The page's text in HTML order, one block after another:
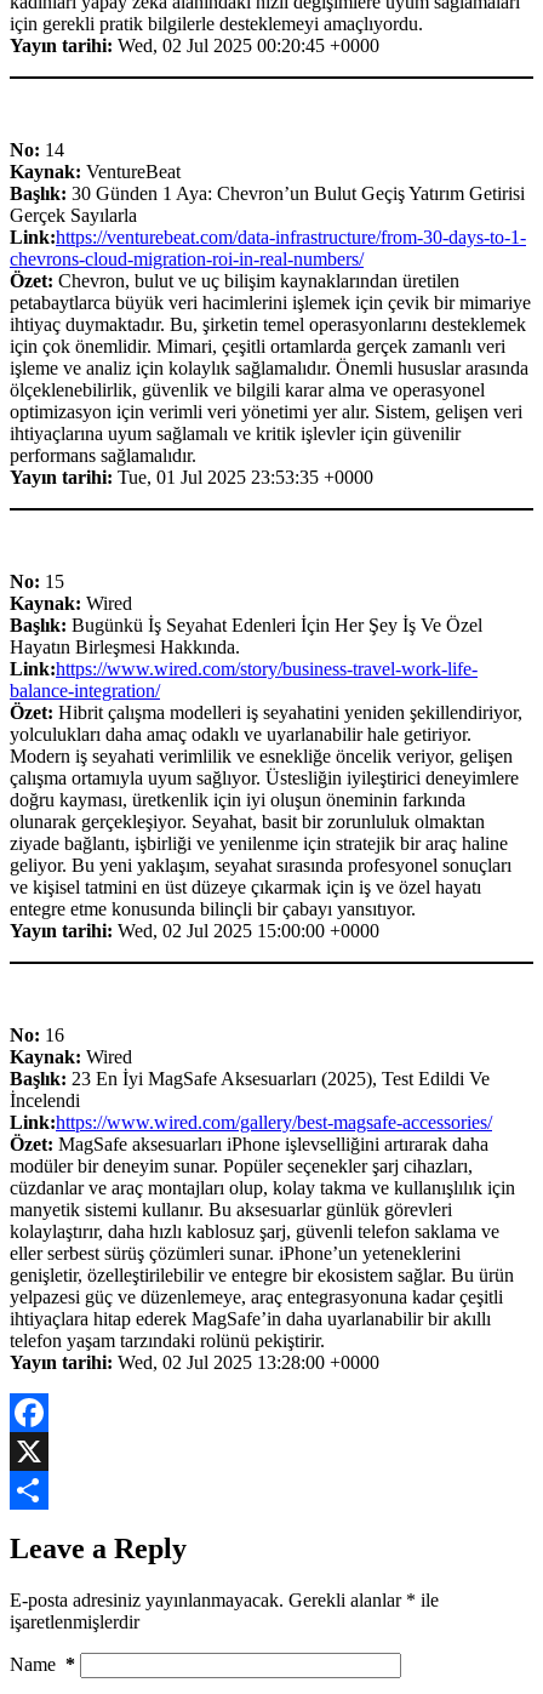
için gerekli pratik bilgilerle desteklemeyi amaçlıyordu.
Yayın tarihi: Wed, 02 Jul 2025 00:20:45 +0000
No: 14
Kaynak: VentureBeat
Başlık: 30 Günden 1 Aya: Chevron’un Bulut Geçiş Yatırım Getirisi
Gerçek Sayılarla
Link:https://venturebeat.com/data-infrastructure/from-30-days-to-1-
chevrons-cloud-migration-roi-in-real-numbers/
Özet: Chevron, bulut ve uç bilişim kaynaklarından üretilen
petabaytlarca büyük veri hacimlerini işlemek için çevik bir mimariye
ihtiyaç duymaktadır. Bu, şirketin temel operasyonlarını desteklemek
için çok önemlidir. Mimari, çeşitli ortamlarda gerçek zamanlı veri
işleme ve analiz için kolaylık sağlamalıdır. Önemli hususlar arasında
ölçeklenebilirlik, güvenlik ve bilgili karar alma ve operasyonel
optimizasyon için verimli veri yönetimi yer alır. Sistem, gelişen veri
ihtiyaçlarına uyum sağlamalı ve kritik işlevler için güvenilir
performans sağlamalıdır.
Yayın tarihi: Tue, 01 Jul 2025 23:53:35 +0000
No: 15
Kaynak: Wired
Başlık: Bugünkü İş Seyahat Edenleri İçin Her Şey İş Ve Özel
Hayatın Birleşmesi Hakkında.
Link:https://www.wired.com/story/business-travel-work-life-
balance-integration/
Özet: Hibrit çalışma modelleri iş seyahatini yeniden şekillendiriyor,
yolculukları daha amaç odaklı ve uyarlanabilir hale getiriyor.
Modern iş seyahati verimlilik ve esnekliğe öncelik veriyor, gelişen
çalışma ortamıyla uyum sağlıyor. Üstesliğin iyileştirici deneyimlere
doğru kayması, üretkenlik için iyi oluşun öneminin farkında
olunarak gerçekleşiyor. Seyahat, basit bir zorunluluk olmaktan
ziyade bağlantı, işbirliği ve yenilenme için stratejik bir araç haline
geliyor. Bu yeni yaklaşım, seyahat sırasında profesyonel sonuçları
ve kişisel tatmini en üst düzeye çıkarmak için iş ve özel hayatı
entegre etme konusunda bilinçli bir çabayı yansıtıyor.
Yayın tarihi: Wed, 02 Jul 2025 15:00:00 +0000
No: 16
Kaynak: Wired
Başlık: 23 En İyi MagSafe Aksesuarları (2025), Test Edildi Ve
İncelendi
Link:https://www.wired.com/gallery/best-magsafe-accessories/
Özet: MagSafe aksesuarları iPhone işlevselliğini artırarak daha
modüler bir deneyim sunar. Popüler seçenekler şarj cihazları,
cüzdanlar ve araç montajları olup, kolay takma ve kullanışlılık için
manyetik sistemi kullanır. Bu aksesuarlar günlük görevleri
kolaylaştırır, daha hızlı kablosuz şarj, güvenli telefon saklama ve
eller serbest sürüş çözümleri sunar. iPhone’un yeteneklerini
genişletir, özelleştirilebilir ve entegre bir ekosistem sağlar. Bu ürün
yelpazesi güç ve düzenlemeye, araç entegrasyonuna kadar çeşitli
ihtiyaçlara hitap ederek MagSafe’in daha uyarlanabilir bir akıllı
telefon yaşam tarzındaki rolünü pekiştirir.
Yayın tarihi: Wed, 02 Jul 2025 13:28:00 +0000
Facebook
X
Leave a Reply
E-posta adresiniz yayınlanmayacak. Gerekli alanlar * ile
işaretlenmişlerdir
Name *